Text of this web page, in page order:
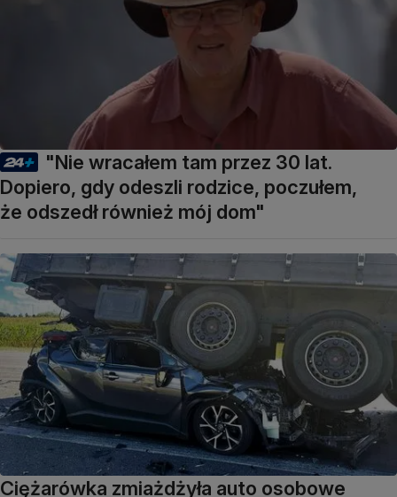
"Nie wracałem tam przez 30 lat.
Dopiero, gdy odeszli rodzice, poczułem,
że odszedł również mój dom"
Ciężarówka zmiażdżyła auto osobowe